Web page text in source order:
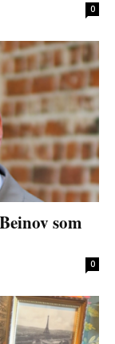
0
som
0